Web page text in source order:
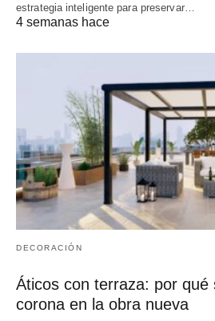
estrategia inteligente para preservar…
4 semanas hace
DECORACIÓN
Áticos con terraza: por qué
corona en la obra nueva